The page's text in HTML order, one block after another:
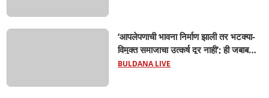
‘आपलेपणाची भावना निर्माण झाली तर भटक्या-
विमुक्त समाजाचा उत्कर्ष दूर नाही’; ही जबाबदारी
केवळ सरकारची नाही,आपल्या सर्वांची !
BULDANA LIVE